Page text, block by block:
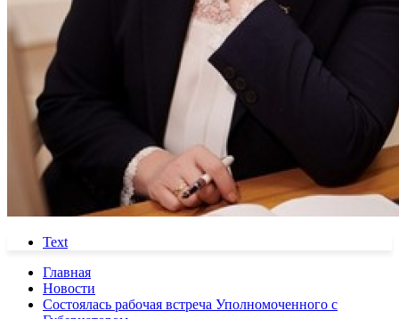
Text
Главная
Новости
Состоялась рабочая встреча Уполномоченного с